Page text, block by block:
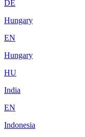
DE
Hungary
EN
Hungary
HU
India
EN
Indonesia